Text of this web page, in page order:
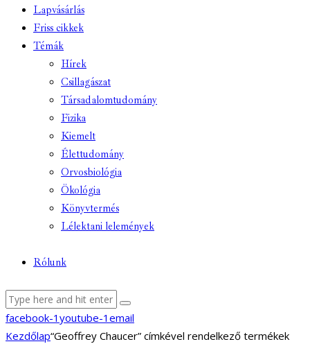
Lapvásárlás
Friss cikkek
Témák
Hírek
Csillagászat
Társadalomtudomány
Fizika
Kiemelt
Élettudomány
Orvosbiológia
Ökológia
Könyvtermés
Lélektani lelemények
Rólunk
facebook-1 youtube-1 email
Kezdőlap“Geoffrey Chaucer” címkével rendelkező termékek